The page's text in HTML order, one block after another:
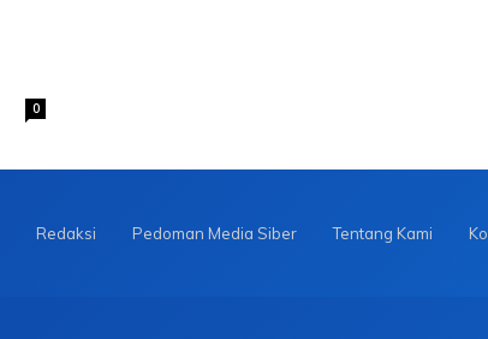
0
Redaksi Pedoman Media Siber Tentang Kami